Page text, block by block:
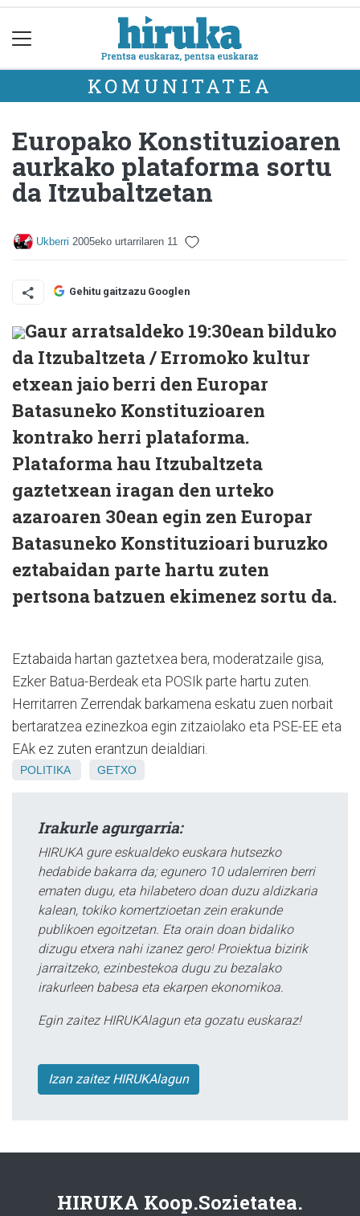
KOMUNITATEA
Europako Konstituzioaren
aurkako plataforma sortu
da Itzubaltzetan
Ukberri 2005eko urtarrilaren 11
Gehitu gaitzazu Googlen
Gaur arratsaldeko 19:30ean bilduko
da Itzubaltzeta / Erromoko kultur
etxean jaio berri den Europar
Batasuneko Konstituzioaren
kontrako herri plataforma.
Plataforma hau Itzubaltzeta
gaztetxean iragan den urteko
azaroaren 30ean egin zen Europar
Batasuneko Konstituzioari buruzko
eztabaidan parte hartu zuten
pertsona batzuen ekimenez sortu da.
Eztabaida hartan gaztetxea bera, moderatzaile gisa,
Ezker Batua-Berdeak eta POSIk parte hartu zuten.
Herritarren Zerrendak barkamena eskatu zuen norbait
bertaratzea ezinezkoa egin zitzaiolako eta PSE-EE eta
EAk ez zuten erantzun deialdiari.
POLITIKA GETXO
Irakurle agurgarria:
HIRUKA gure eskualdeko euskara hutsezko
hedabide bakarra da; egunero 10 udalerriren berri
ematen dugu, eta hilabetero doan duzu aldizkaria
kalean, tokiko komertzioetan zein erakunde
publikoen egoitzetan. Eta orain doan bidaliko
dizugu etxera nahi izanez gero! Proiektua bizirik
jarraitzeko, ezinbestekoa dugu zu bezalako
irakurleen babesa eta ekarpen ekonomikoa.
Egin zaitez HIRUKAlagun eta gozatu euskaraz!
Izan zaitez HIRUKAlagun
HIRUKA Koop.Sozietatea.